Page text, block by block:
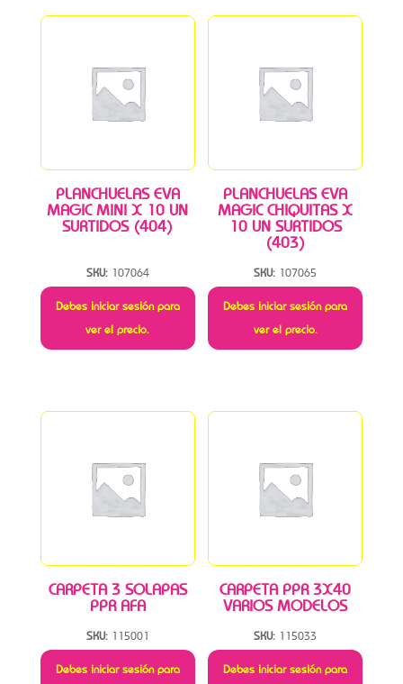
PLANCHUELAS EVA
MAGIC MINI X 10 UN
SURTIDOS (404)
SKU: 107064
Debes iniciar sesión para
ver el precio.
PLANCHUELAS EVA
MAGIC CHIQUITAS X
10 UN SURTIDOS
(403)
SKU: 107065
Debes iniciar sesión para
ver el precio.
CARPETA 3 SOLAPAS
PPR AFA
SKU: 115001
Debes iniciar sesión para
CARPETA PPR 3X40
VARIOS MODELOS
SKU: 115033
Debes iniciar sesión para